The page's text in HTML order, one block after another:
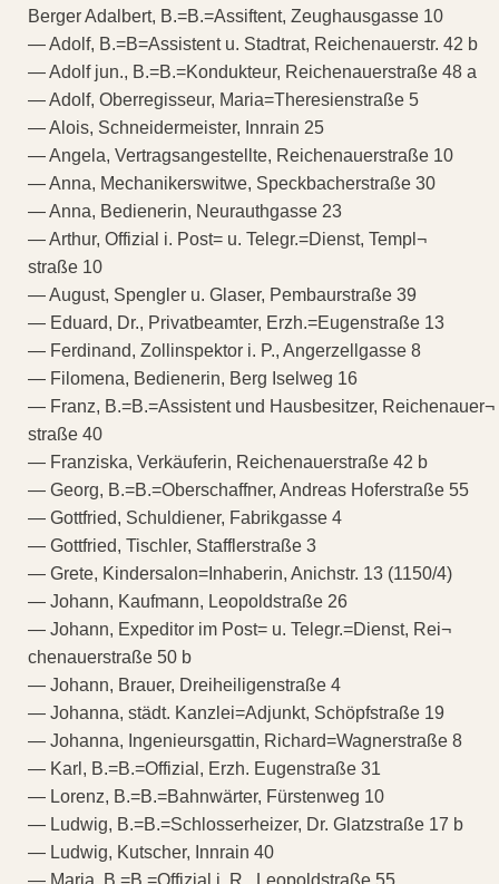
Berger Adalbert, B.=B.=Assiftent, Zeughausgasse 10
— Adolf, B.=B=Assistent u. Stadtrat, Reichenauerstr. 42 b
— Adolf jun., B.=B.=Kondukteur, Reichenauerstraße 48 a
— Adolf, Oberregisseur, Maria=Theresienstraße 5
— Alois, Schneidermeister, Innrain 25
— Angela, Vertragsangestellte, Reichenauerstraße 10
— Anna, Mechanikerswitwe, Speckbacherstraße 30
— Anna, Bedienerin, Neurauthgasse 23
— Arthur, Offizial i. Post= u. Telegr.=Dienst, Templ¬
straße 10
— August, Spengler u. Glaser, Pembaurstraße 39
— Eduard, Dr., Privatbeamter, Erzh.=Eugenstraße 13
— Ferdinand, Zollinspektor i. P., Angerzellgasse 8
— Filomena, Bedienerin, Berg Iselweg 16
— Franz, B.=B.=Assistent und Hausbesitzer, Reichenauer¬
straße 40
— Franziska, Verkäuferin, Reichenauerstraße 42 b
— Georg, B.=B.=Oberschaffner, Andreas Hoferstraße 55
— Gottfried, Schuldiener, Fabrikgasse 4
— Gottfried, Tischler, Stafflerstraße 3
— Grete, Kindersalon=Inhaberin, Anichstr. 13 (1150/4)
— Johann, Kaufmann, Leopoldstraße 26
— Johann, Expeditor im Post= u. Telegr.=Dienst, Rei¬
chenauerstraße 50 b
— Johann, Brauer, Dreiheiligenstraße 4
— Johanna, städt. Kanzlei=Adjunkt, Schöpfstraße 19
— Johanna, Ingenieursgattin, Richard=Wagnerstraße 8
— Karl, B.=B.=Offizial, Erzh. Eugenstraße 31
— Lorenz, B.=B.=Bahnwärter, Fürstenweg 10
— Ludwig, B.=B.=Schlosserheizer, Dr. Glatzstraße 17 b
— Ludwig, Kutscher, Innrain 40